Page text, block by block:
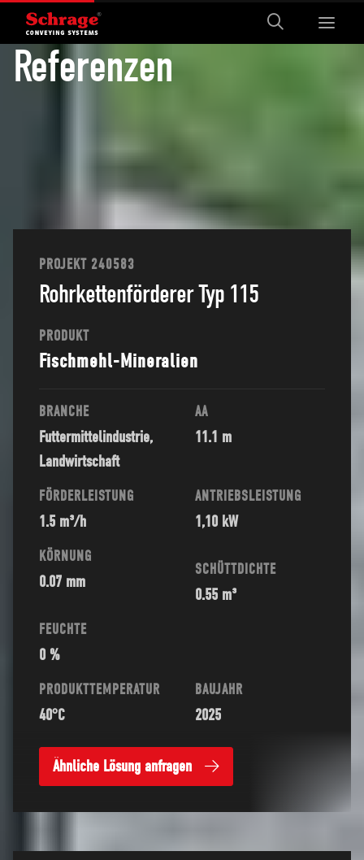
Referenzen
PROJEKT 240583
Rohrkettenförderer Typ 115
PRODUKT
Fischmehl-Mineralien
BRANCHE
Futtermittelindustrie,
Landwirtschaft
AA
11.1 m
FÖRDERLEISTUNG
1.5 m³/h
ANTRIEBSLEISTUNG
1,10 kW
KÖRNUNG
0.07 mm
SCHÜTTDICHTE
0.55 m³
FEUCHTE
0 %
PRODUKTTEMPERATUR
40°C
BAUJAHR
2025
Ähnliche Lösung anfragen